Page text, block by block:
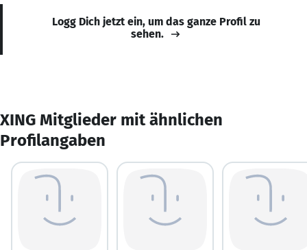
Logg Dich jetzt ein, um das ganze Profil zu
sehen.
XING Mitglieder mit ähnlichen
Profilangaben